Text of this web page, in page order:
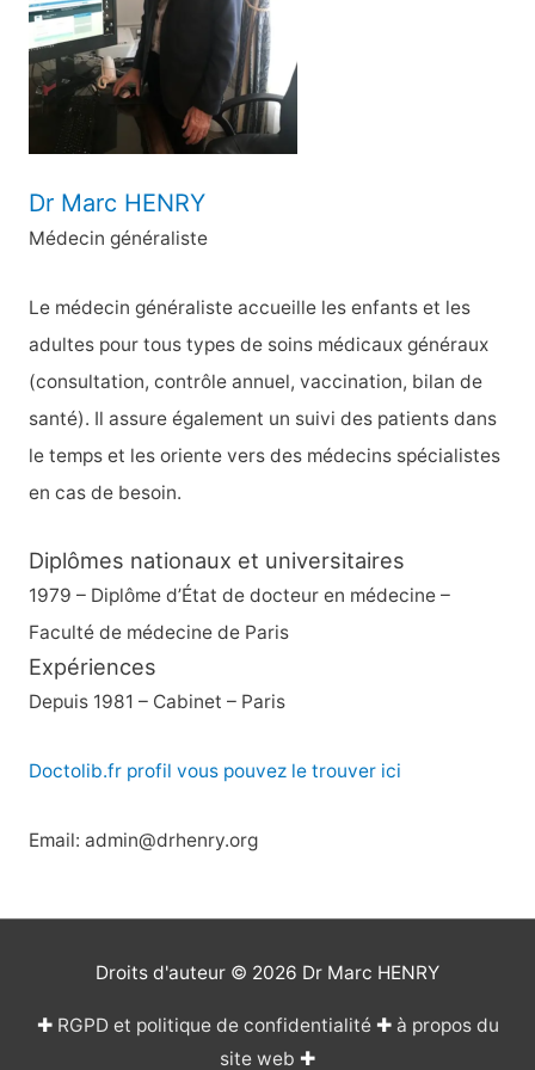
e
r
Dr Marc HENRY
Médecin généraliste
Le médecin généraliste accueille les enfants et les
adultes pour tous types de soins médicaux généraux
(consultation, contrôle annuel, vaccination, bilan de
santé). Il assure également un suivi des patients dans
le temps et les oriente vers des médecins spécialistes
en cas de besoin.
Diplômes nationaux et universitaires
1979 – Diplôme d’État de docteur en médecine –
Faculté de médecine de Paris
Expériences
Depuis 1981 – Cabinet – Paris
Doctolib.fr profil vous pouvez le trouver ici
Email: admin@drhenry.org
Droits d'auteur © 2026 Dr Marc HENRY
✚ RGPD et politique de confidentialité✚ à propos du
site web ✚